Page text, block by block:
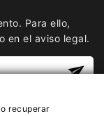
Para ello,
en el aviso legal.
recuperar